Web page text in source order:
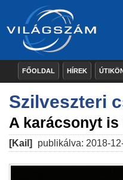
FŐOLDAL HÍREK
Szilveszteri
A karácsonyt
[Kail] publikálva: 2018-